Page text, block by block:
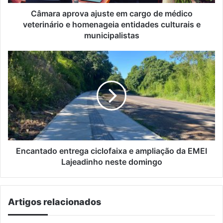
homenageia
entidades
municipalistas
Câmara aprova ajuste em cargo de médico
veterinário e homenageia entidades culturais e
municipalistas
Encantado
entrega
ciclofaixa
e
ampliação
da
EMEI
Lajeadinho
neste
domingo
Encantado entrega ciclofaixa e ampliação da EMEI
Lajeadinho neste domingo
Artigos relacionados